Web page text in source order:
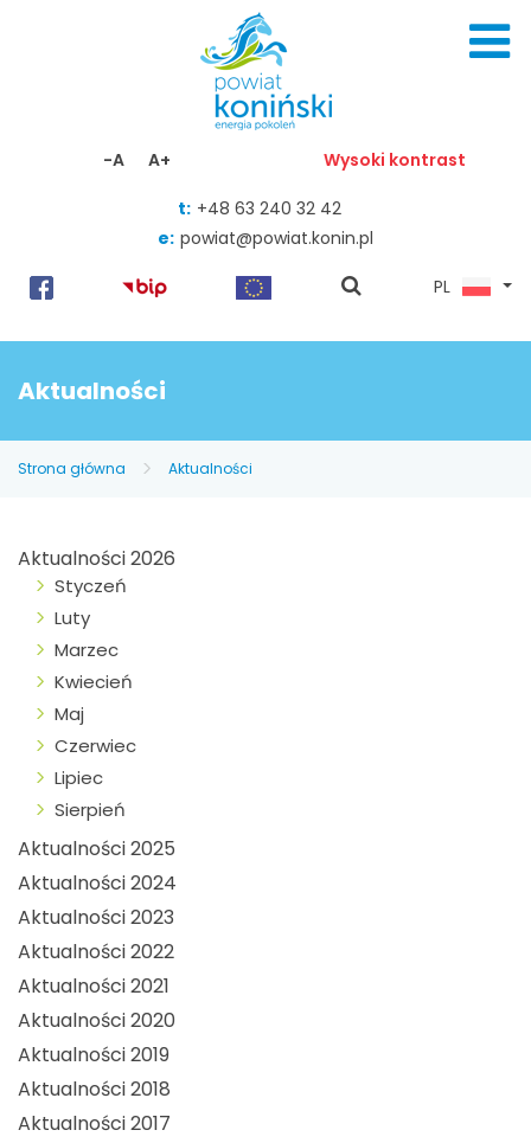
-A A+ Wysoki kontrast
t: +48 63 240 32 42
e: powiat@powiat.konin.pl
pokaż
PL
Aktualności
Strona główna Aktualności
Aktualności 2026
Styczeń
Luty
Marzec
Kwiecień
Maj
Czerwiec
Lipiec
Sierpień
Aktualności 2025
Aktualności 2024
Aktualności 2023
Aktualności 2022
Aktualności 2021
Aktualności 2020
Aktualności 2019
Aktualności 2018
Aktualności 2017